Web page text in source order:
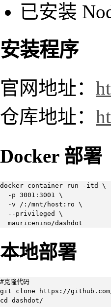
已安装
安装程序
官网地址：
仓库地址：
Docker 部署
docker container run -itd \
  -p 3001:3001 \
  -v /:/mnt/host:ro \
  --privileged \
  mauricenino/dashdot
本地部署
#克隆代码
git clone https://github.com/
cd dashdot/